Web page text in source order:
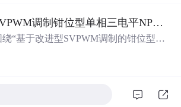
基于改进型SVPWM调制钳位型单相三电平NPC逆变器中点电位平衡仿真
“基于改进型SVPWM调制的钳位型单
。研究依托Simulink仿真平台构建系统模
同调制策略对中点电压波动的影响机